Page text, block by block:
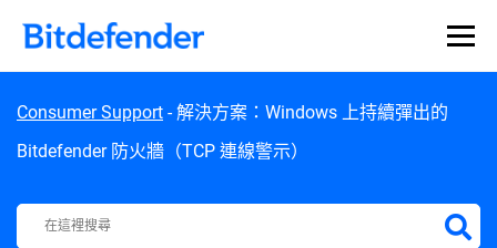
Consumer Support -解決方案：Windows 上持續彈出的
Bitdefender 防火牆（TCP 連線警示）
Bitdefender Support Center